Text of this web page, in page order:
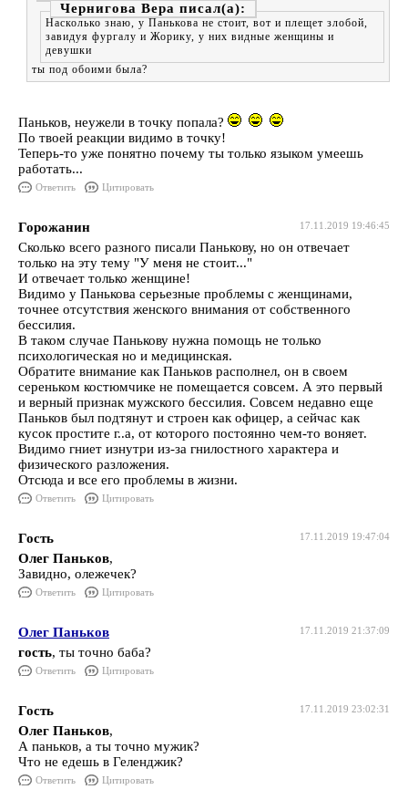
Чернигова Вера
Насколько знаю, у Панькова не стоит, вот и плещет злобой,
завидуя фургалу и Жорику, у них видные женщины и
девушки
ты под обоими была?
Паньков, неужели в точку попала?
По твоей реакции видимо в точку!
Теперь-то уже понятно почему ты только языком умеешь
работать...
Ответить Цитировать
17.11.2019 19:46:45
Горожанин
Сколько всего разного писали Панькову, но он отвечает
только на эту тему "У меня не стоит..."
И отвечает только женщине!
Видимо у Панькова серьезные проблемы с женщинами,
точнее отсутствия женского внимания от собственного
бессилия.
В таком случае Панькову нужна помощь не только
психологическая но и медицинская.
Обратите внимание как Паньков располнел, он в своем
сереньком костюмчике не помещается совсем. А это первый
и верный признак мужского бессилия. Совсем недавно еще
Паньков был подтянут и строен как офицер, а сейчас как
кусок простите г..а, от которого постоянно чем-то воняет.
Видимо гниет изнутри из-за гнилостного характера и
физического разложения.
Отсюда и все его проблемы в жизни.
Ответить Цитировать
17.11.2019 19:47:04
Гость
Олег Паньков,
Завидно, олежечек?
Ответить Цитировать
17.11.2019 21:37:09
Олег Паньков
гость, ты точно баба?
Ответить Цитировать
17.11.2019 23:02:31
Гость
Олег Паньков,
А паньков, а ты точно мужик?
Что не едешь в Геленджик?
Ответить Цитировать